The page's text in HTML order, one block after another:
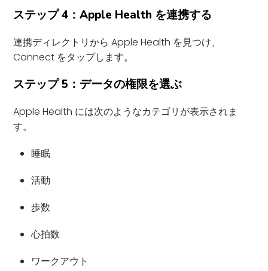
ステップ 4：Apple Health を連携する
連携ディレクトリから Apple Health を見つけ、
Connect をタップします。
ステップ 5：データの権限を選ぶ
Apple Health には次のようなカテゴリが表示されま
す。
睡眠
活動
歩数
心拍数
ワークアウト